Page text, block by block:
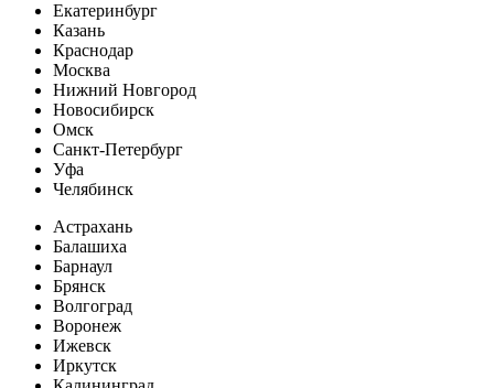
Екатеринбург
Казань
Краснодар
Москва
Нижний Новгород
Новосибирск
Омск
Санкт-Петербург
Уфа
Челябинск
Астрахань
Балашиха
Барнаул
Брянск
Волгоград
Воронеж
Ижевск
Иркутск